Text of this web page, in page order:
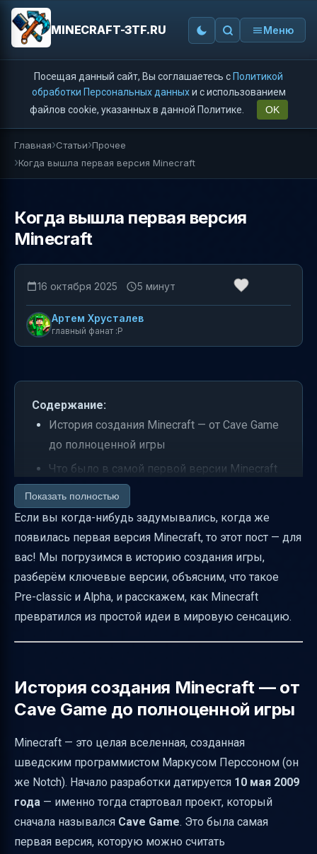
MINECRAFT-3TF.RU Меню
Посещая данный сайт, Вы соглашаетесь с Политикой
обработки Персональных данныхи с использованием
файлов cookie, указанных в данной Политике.
OK
Главная Статьи Прочее
Когда вышла первая версия Minecraft
Когда вышла первая версия
Minecraft
16 октября 2025 5 минут
Артем Хрусталев
главный фанат :P
Содержание:
История создания Minecraft — от Cave Game
до полноценной игры
Что было в самой первой версии Minecraft
Почему первая версия Minecraft важна
Объясняем простыми словами
Ключевые этапы развития Minecraft Java
Edition
Как проверить доступные версии Minecraft
Почему дата первой версии важна для
Таблица ключевых дат первых версий
Полезные ссылки
Показать полностью
Если вы когда-нибудь задумывались, когда же
появилась первая версия Minecraft, то этот пост — для
вас! Мы погрузимся в историю создания игры,
разберём ключевые версии, объясним, что такое
Pre-classic и Alpha, и расскажем, как Minecraft
превратился из простой идеи в мировую сенсацию.
История создания Minecraft — от
Cave Game до полноценной игры
Minecraft — это целая вселенная, созданная
шведским программистом Маркусом Перссоном (он
же Notch). Начало разработки датируется 10 мая 2009
года — именно тогда стартовал проект, который
сначала назывался Cave Game. Это была самая
первая версия, которую можно считать